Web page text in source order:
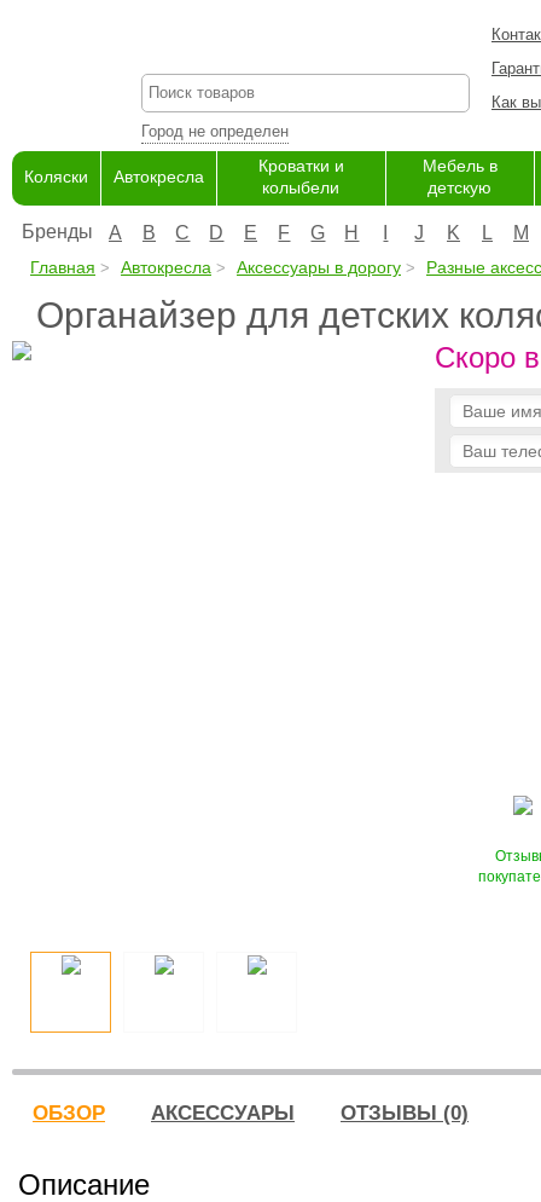
Город не определен
Как
Коляски Автокресла
Кроватки и
колыбели
Мебель в
детскую
Бренды A B C D E F G H J K L M
Главная Автокресла Аксессуары в дорогу Разные
Органайзер для детских
Скоро
ОБЗОР АКСЕССУАРЫ ОТЗЫВЫ (0)
Описание